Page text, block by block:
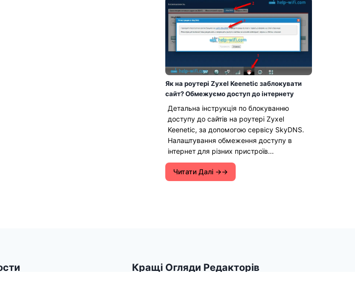
Як на роутері Zyxel Keenetic заблокувати
сайт? Обмежуємо доступ до інтернету
Детальна інструкція по блокуванню
доступу до сайтів на роутері Zyxel
Keenetic, за допомогою сервісу SkyDNS.
Налаштування обмеження доступу в
інтернет для різних пристроїв...
Читати Далі →
Кращі Огляди Редакторів